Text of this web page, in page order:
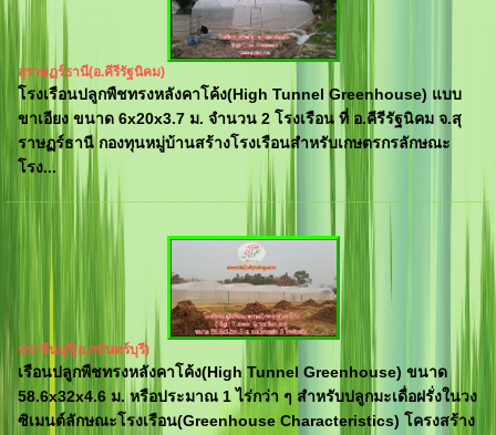
สุราษฏร์ธานี(อ.คีรีรัฐนิคม)
โรงเรือนปลูกพืชทรงหลังคาโค้ง(High Tunnel Greenhouse) แบบ
ขาเอียง ขนาด 6x20x3.7 ม. จำนวน 2 โรงเรือน ที่ อ.คีรีรัฐนิคม จ.สุ
ราษฏร์ธานี กองทุนหมู่บ้านสร้างโรงเรือนสำหรับเกษตรกรลักษณะ
โรง...
ปราจีนบุรี(อ.กบินทร์บุรี)
เรือนปลูกพืชทรงหลังคาโค้ง(High Tunnel Greenhouse) ขนาด
58.6x32x4.6 ม. หรือประมาณ 1 ไร่กว่า ๆ สำหรับปลูกมะเดื่อฝรั่งในวง
ซิเมนต์ลักษณะโรงเรือน(Greenhouse Characteristics) โครงสร้าง